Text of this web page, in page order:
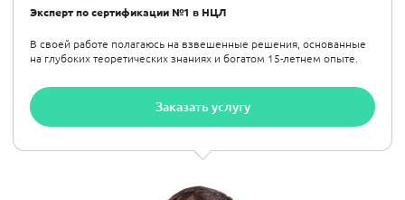
Эксперт по сертификации №1 в НЦЛ
В своей работе полагаюсь на взвешенные решения, основанные
на глубоких теоретических знаниях и богатом 15-летнем опыте.
Заказать услугу